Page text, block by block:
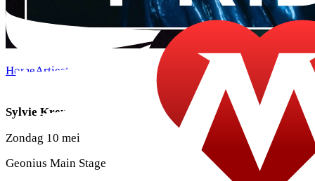
HomeArtiesten Sylvie Kreusch
Sylvie Kreusch
Zondag 10 mei
Geonius Main Stage